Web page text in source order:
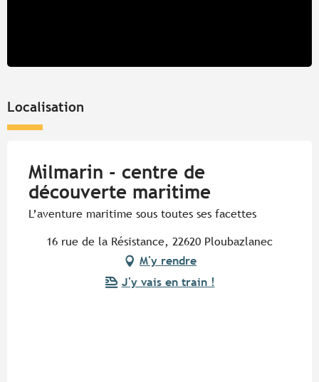
Localisation
Milmarin - centre de
découverte maritime
L’aventure maritime sous toutes ses facettes
16 rue de la Résistance, 22620 Ploubazlanec
M'y rendre
J'y vais en train !